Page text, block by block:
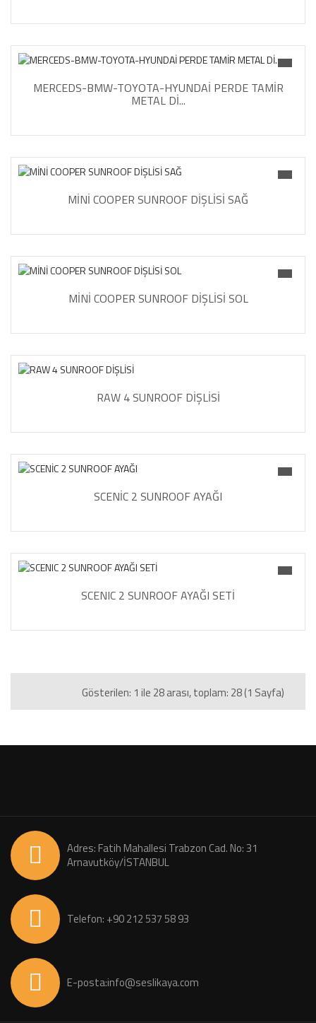
MERCEDS-BMW-TOYOTA-HYUNDAİ PERDE TAMİR
METAL Dİ...
MİNİ COOPER SUNROOF DİŞLİSİ SAĞ
MİNİ COOPER SUNROOF DİŞLİSİ SOL
RAW 4 SUNROOF DİŞLİSİ
SCENİC 2 SUNROOF AYAĞI
SCENIC 2 SUNROOF AYAĞI SETİ
Gösterilen: 1 ile 28 arası, toplam: 28 (1 Sayfa)
Adres: Fatih Mahallesi Trabzon Cad. No: 31
Arnavutköy/İSTANBUL
Telefon: +90 212 537 58 93
E-posta:info@seslikaya.com